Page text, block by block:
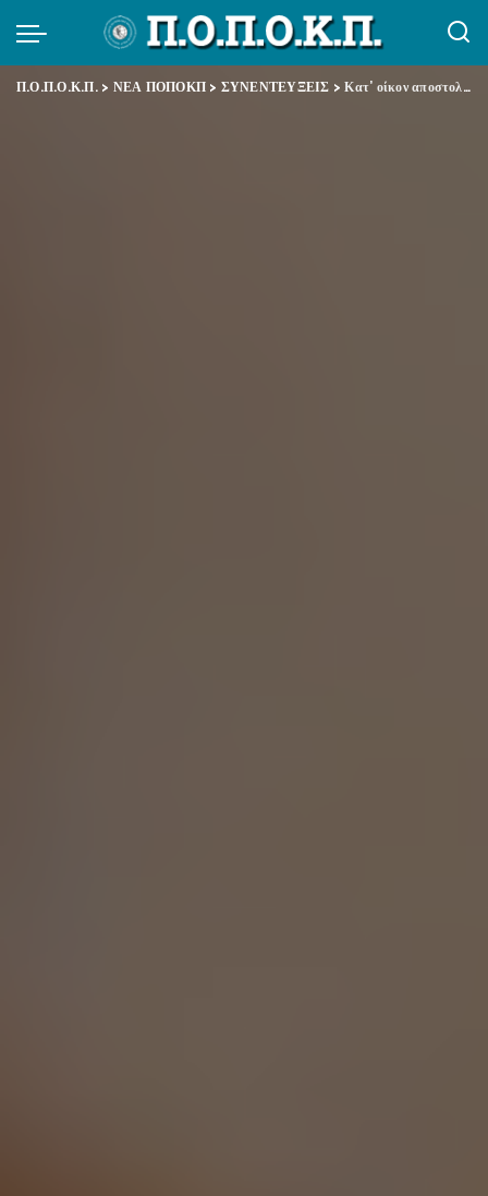
Π.Ο.Π.Ο.Κ.Π.> ΝΕΑ ΠΟΠΟΚΠ > ΣΥΝΕΝΤΕΥΞΕΙΣ >Κατ’ οίκον αποστολή φαρμάκων υψηλού κόστους: Από την καταγγελία ΠΑΝΣΥΕΡ ΕΟΠΥΥ & ΠΟΠΟΚΠ για τη δυσλειτουργία μέχρι σήμερα